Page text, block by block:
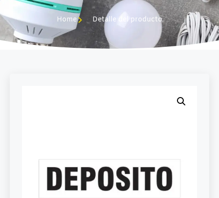
Home Detalle del producto